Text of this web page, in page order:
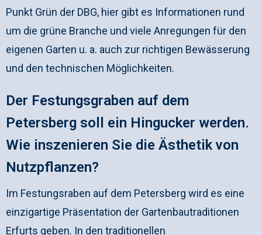
Punkt Grün der DBG, hier gibt es Informationen rund
um die grüne Branche und viele Anregungen für den
eigenen Garten u. a. auch zur richtigen Bewässerung
und den technischen Möglichkeiten.
Der Festungsgraben auf dem
Petersberg soll ein Hingucker werden.
Wie inszenieren Sie die Ästhetik von
Nutzpflanzen?
Im Festungsraben auf dem Petersberg wird es eine
einzigartige Präsentation der Gartenbautraditionen
Erfurts geben. In den traditionellen